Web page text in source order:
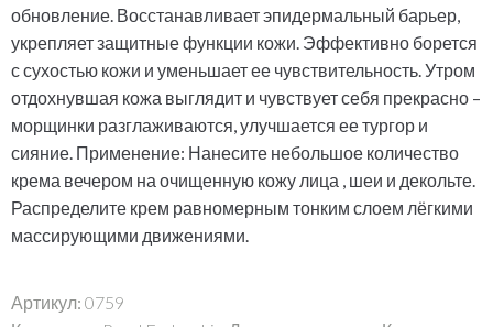
обновление. Восстанавливает эпидермальный барьер,
укрепляет защитные функции кожи. Эффективно борется
с сухостью кожи и уменьшает ее чувствительность. Утром
отдохнувшая кожа выглядит и чувствует себя прекрасно –
морщинки разглаживаются, улучшается ее тургор и
сияние. Применение: Нанесите небольшое количество
крема вечером на очищенную кожу лица , шеи и декольте.
Распределите крем равномерным тонким слоем лёгкими
массирующими движениями.
Артикул: 0759